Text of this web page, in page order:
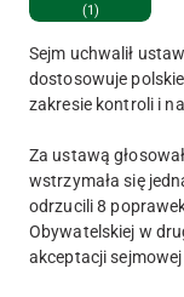
(1)
Sejm uchwalił
dostosowuje
zakresie kontroli i
Za ustawą
wstrzymała się
odrzucili 8
Obywatelskiej w
akceptacji